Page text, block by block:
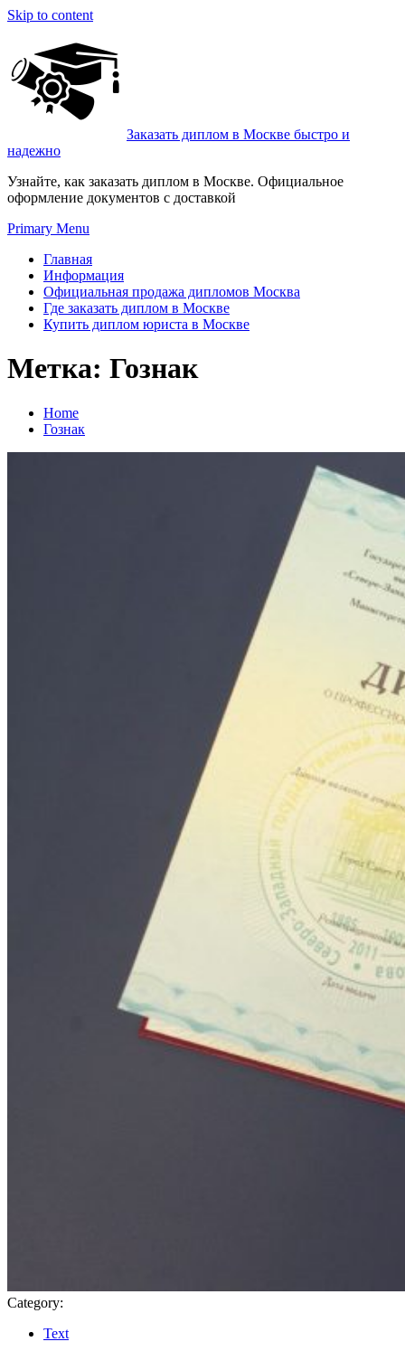
Skip to content
Заказать диплом в Москве быстро и
надежно
Узнайте, как заказать диплом в Москве. Официальное
оформление документов с доставкой
Primary Menu
Главная
Информация
Официальная продажа дипломов Москва
Где заказать диплом в Москве
Купить диплом юриста в Москве
Метка: Гознак
Home
Гознак
Category:
Text